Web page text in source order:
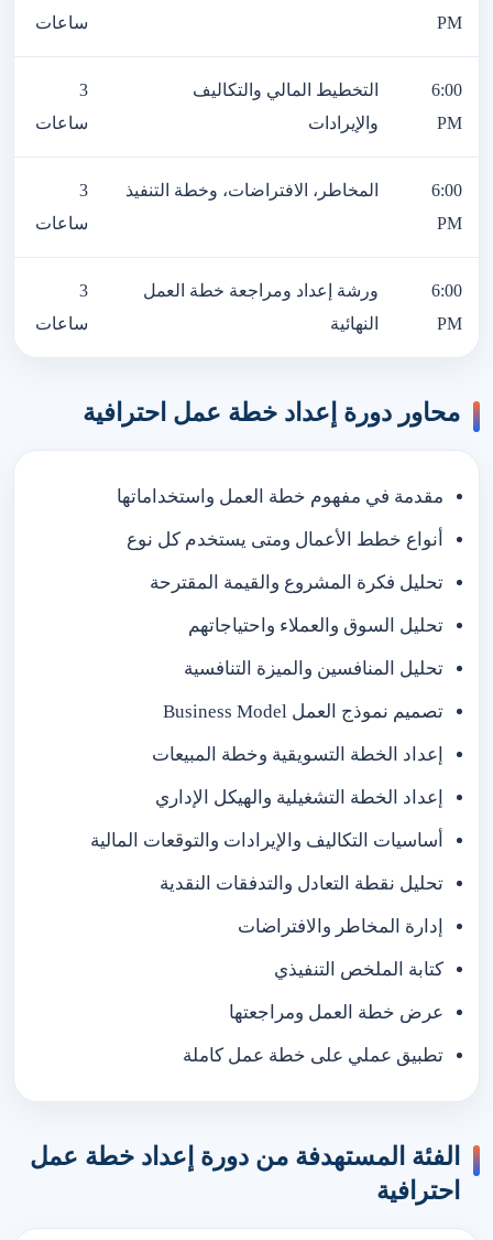
PM ساعات
6:00
PM
التخطيط المالي والتكاليف
والإيرادات
3
ساعات
6:00
PM
المخاطر، الافتراضات، وخطة التنفيذ
3
ساعات
6:00
PM
ورشة إعداد ومراجعة خطة العمل
النهائية
3
ساعات
محاور دورة إعداد خطة عمل احترافية
مقدمة في مفهوم خطة العمل واستخداماتها
أنواع خطط الأعمال ومتى يستخدم كل نوع
تحليل فكرة المشروع والقيمة المقترحة
تحليل السوق والعملاء واحتياجاتهم
تحليل المنافسين والميزة التنافسية
تصميم نموذج العمل Business Model
إعداد الخطة التسويقية وخطة المبيعات
إعداد الخطة التشغيلية والهيكل الإداري
أساسيات التكاليف والإيرادات والتوقعات المالية
تحليل نقطة التعادل والتدفقات النقدية
إدارة المخاطر والافتراضات
كتابة الملخص التنفيذي
عرض خطة العمل ومراجعتها
تطبيق عملي على خطة عمل كاملة
الفئة المستهدفة من دورة إعداد خطة عمل
احترافية